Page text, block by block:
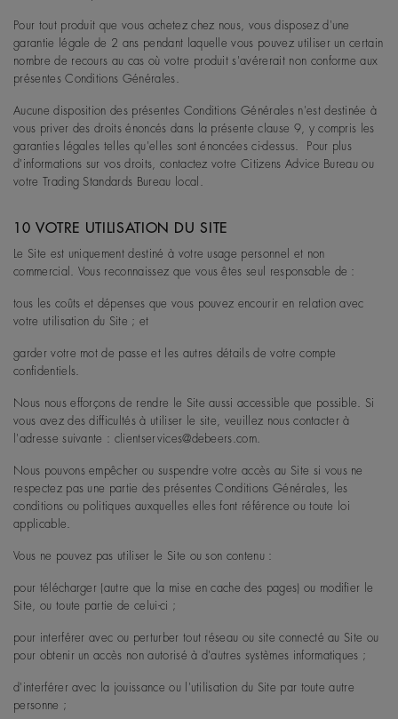
Pour tout produit que vous achetez chez nous, vous disposez d'une
garantie légale de 2 ans pendant laquelle vous pouvez utiliser un certain
nombre de recours au cas où votre produit s'avérerait non conforme aux
présentes Conditions Générales.
Aucune disposition des présentes Conditions Générales n'est destinée à
vous priver des droits énoncés dans la présente clause 9, y compris les
garanties légales telles qu'elles sont énoncées ci-dessus. Pour plus
d'informations sur vos droits, contactez votreCitizens Advice Bureau ou
votre Trading Standards Bureau local.
10 VOTRE UTILISATION DU SITE
Le Site est uniquement destiné à votre usage personnel et non
commercial. Vous reconnaissez que vous êtes seul responsable de :
tous les coûts et dépenses que vous pouvez encourir en relation avec
votre utilisation du Site ; et
garder votre mot de passe et les autres détails de votre compte
confidentiels.
Nous nous efforçons de rendre le Site aussi accessible que possible. Si
vous avez des difficultés à utiliser le site, veuillez nous contacter à
l'adresse suivante : clientservices@debeers.com.
Nous pouvons empêcher ou suspendre votre accès au Site si vous ne
respectez pas une partie des présentes Conditions Générales, les
conditions ou politiques auxquelles elles font référence ou toute loi
applicable.
Vous ne pouvez pas utiliser le Site ou son contenu :
pour télécharger (autre que la mise en cache des pages) ou modifier le
Site, ou toute partie de celui-ci ;
pour interférer avec ou perturber tout réseau ou site connecté au Site ou
pour obtenir un accès non autorisé à d'autres systèmes informatiques ;
d'interférer avec la jouissance ou l'utilisation du Site par toute autre
personne ;